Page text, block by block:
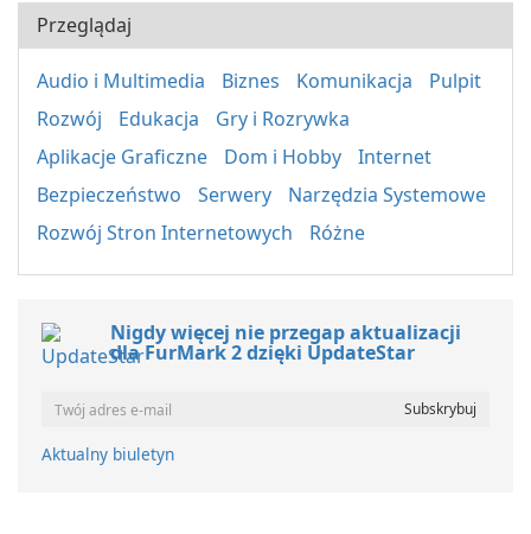
Przeglądaj
Audio i Multimedia Biznes Komunikacja
Pulpit
Rozwój
Edukacja
Gry i Rozrywka
Aplikacje Graficzne
Dom i Hobby
Internet
Bezpieczeństwo
Serwery
Narzędzia Systemowe
Rozwój Stron Internetowych
Różne
Nigdy więcej nie przegap aktualizacji
dla FurMark 2 dzięki UpdateStar
Aktualny biuletyn